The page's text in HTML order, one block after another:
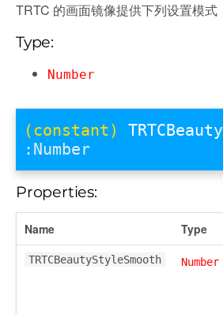
TRTC 的画面镜像提供下列设置模式
Type:
Number
(constant)
:Number
Properties:
Name Type
TRTCBeautyStyleSmooth Number